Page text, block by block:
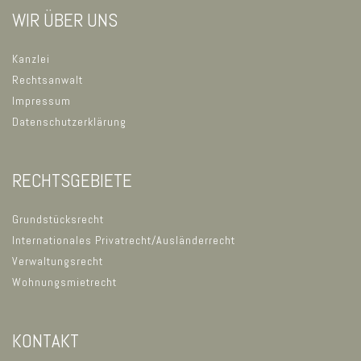
WIR ÜBER UNS
Kanzlei
Rechtsanwalt
Impressum
Datenschutzerklärung
RECHTSGEBIETE
Grundstücksrecht
Internationales Privatrecht/Ausländerrecht
Verwaltungsrecht
Wohnungsmietrecht
KONTAKT